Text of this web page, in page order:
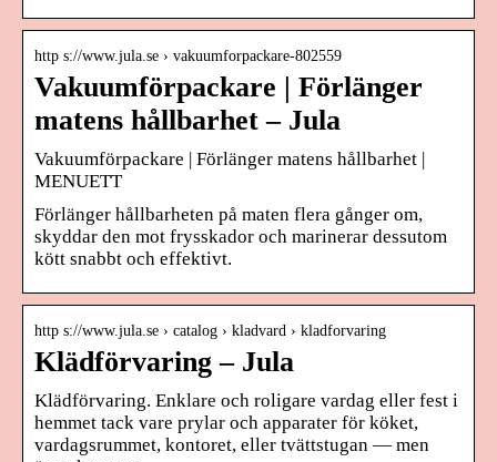
http s://www.jula.se › vakuumforpackare-802559
Vakuumförpackare | Förlänger
matens hållbarhet – Jula
Vakuumförpackare | Förlänger matens hållbarhet |
MENUETT
Förlänger hållbarheten på maten flera gånger om,
skyddar den mot frysskador och marinerar dessutom
kött snabbt och effektivt.
http s://www.jula.se › catalog › kladvard › kladforvaring
Klädförvaring – Jula
Klädförvaring. Enklare och roligare vardag eller fest i
hemmet tack vare prylar och apparater för köket,
vardagsrummet, kontoret, eller tvättstugan — men